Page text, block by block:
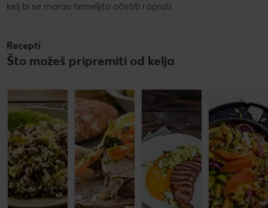
kelj bi se morao temeljito očistiti i oprati.
Recepti
Što možeš pripremiti od kelja
Rižoto s
keljom i
Do 30 minuta
Jednostavno
junetina s
povrćem
Do 60 minuta
Jednostavno
Svečani
ručak na
svekrvin
način
Do 60 minuta
Zahtjevno